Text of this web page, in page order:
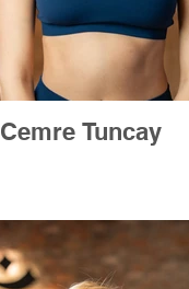
Cemre Tuncay